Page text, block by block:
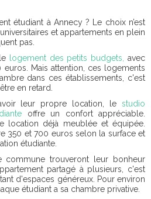
étudiant à Annecy ? Le choix n’est
et appartements en plein
pas.
logement des petits budgets,
avec
Mais attention, ces logements
dans ces établissements, c'est
en retard.
leur propre location, le studio
offre un confort appréciable.
location déjà meublée et équipée.
350 et 700 euros selon la surface et
étudiante.
commune trouveront leur bonheur
partagé à plusieurs, c'est
d'espaces généreux. Pour environ
étudiant a sa chambre privative.